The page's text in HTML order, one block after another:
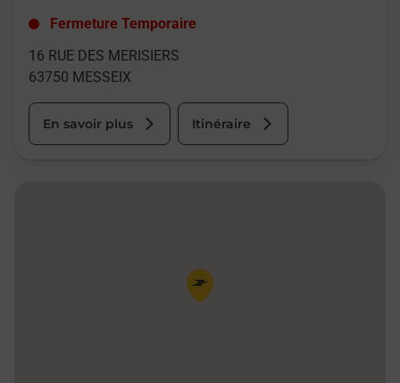
Fermeture Temporaire
16 RUE DES MERISIERS
63750 MESSEIX
En savoir plus Itinéraire
Pin de la carte